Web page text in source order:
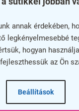
annak érdekében,
legkényelmesebbé
hogyan
az Ön
Beállítások
amely növeli a
funkcionális,
növeli a
és könnyen
deszkával